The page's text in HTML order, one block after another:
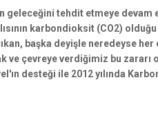
geleceğini tehdit etmeye
karbondioksit (CO2)
başka deyişle neredeyse her
ve çevreye verdiğimiz bu
desteği ile 2012 yılında